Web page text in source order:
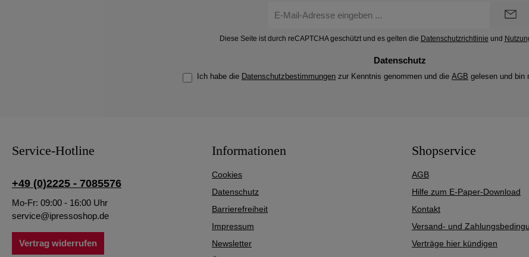
Mail-
Diese Seite ist durch reCAPTCHA geschützt und es gelten die Datenschutzrichtlinie und
Datenschutz
Ich habe die Datenschutzbestimmungen zur Kenntnis genommen und die AGB gelesen und bin
Service-Hotline
+49 (0)2225 - 7085576
Mo-Fr: 09:00 - 16:00 Uhr
service@ipressoshop.de
Vertrag widerrufen
Informationen
Cookies
Datenschutz
Barrierefreiheit
Impressum
Newsletter
Shopservice
AGB
Hilfe zum E-Paper-Download
Kontakt
Versand- und
Verträge hier kündigen